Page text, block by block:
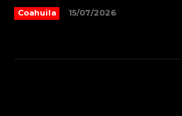
Coahuila 15/07/2026